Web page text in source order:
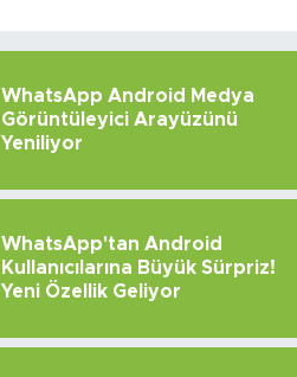
WhatsApp Android Medya
Görüntüleyici Arayüzünü
Yeniliyor
WhatsApp'tan Android
Kullanıcılarına Büyük Sürpriz!
Yeni Özellik Geliyor